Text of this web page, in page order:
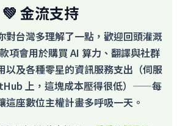
💚 金流支持
對台灣多理解了一點，歡迎回頭灌溉
項會用於購買 AI 算力、翻譯與社群
以及各種零星的資訊服務支出（伺服
上，這塊成本壓得很低）——每
這座數位主權計畫多呼吸一天。